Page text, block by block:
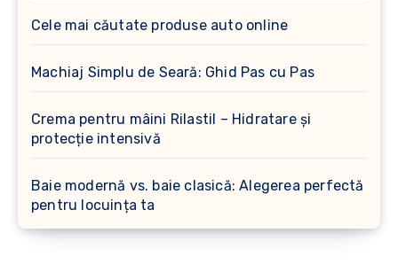
Cele mai căutate produse auto online
Machiaj Simplu de Seară: Ghid Pas cu Pas
Crema pentru mâini Rilastil – Hidratare și
protecție intensivă
Baie modernă vs. baie clasică: Alegerea perfectă
pentru locuința ta